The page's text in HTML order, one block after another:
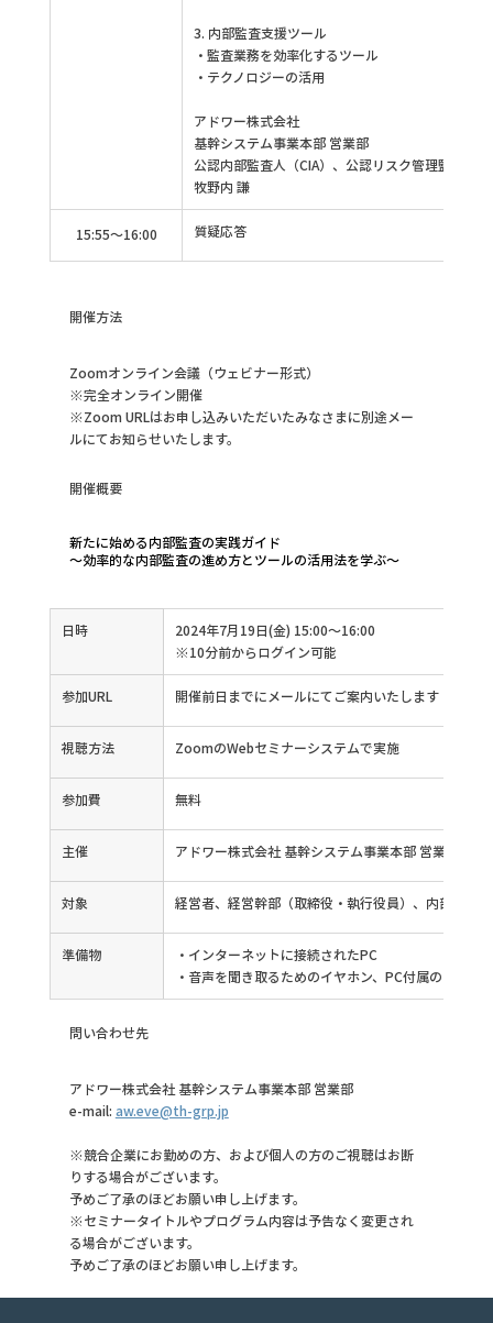
3. 内部監査支援ツール
・ 監査業務を効率化するツール
・テクノロジーの活用
アドワー株式会社
基幹システム事業本部 営業部
公認内部監査人（CIA）、公認リスク管理監査人（
牧野内 謙
15:55～16:00 質疑応答
開催方法
Zoomオンライン会議（ウェビナー形式）
※完全オンライン開催
※Zoom URLはお申し込みいただいたみなさまに別途メー
ルにてお知らせいたします。
開催概要
新たに始める内部監査の実践ガイド
～効率的な内部監査の進め方とツールの活用法を学ぶ～
日時
2024年7月19日(金) 15:00～16:00
※10分前からログイン可能
参加URL 開催前日までにメールにてご案内いたします
視聴方法 ZoomのWebセミナーシステムで実施
参加費 無料
主催 アドワー株式会社 基幹システム事業本部 営業部
対象 経営者、経営幹部（取締役・執行役員）、内部監査
準備物
・インターネットに接続されたPC
・音声を聞き取るためのイヤホン、PC付属のスピー
問い合わせ先
アドワー株式会社 基幹システム事業本部 営業部
e-mail: aw.eve@th-grp.jp
※競合企業にお勤めの方、および個人の方のご視聴はお断
りする場合がございます。
予めご了承のほどお願い申し上げます。
※セミナータイトルやプログラム内容は予告なく変更され
る場合がございます。
予めご了承のほどお願い申し上げます。